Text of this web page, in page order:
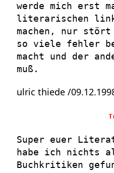
werde mich erst
literarischen
machen, nur stört
so viele fehler
macht und der
muß.
ulric thiede /
Super euer
habe ich nichts
Buchkritiken